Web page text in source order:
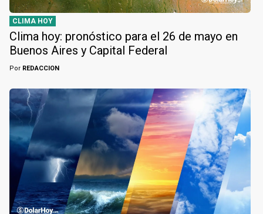
CLIMA HOY
Clima hoy: pronóstico para el 26 de mayo en
Buenos Aires y Capital Federal
Por REDACCION